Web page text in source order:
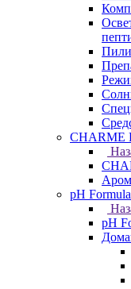
CHARME
pH Formula
pH